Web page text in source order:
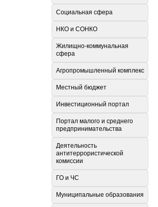
Социальная сфера
НКО и СОНКО
Жилищно-коммунальная
сфера
Агропромышленный комплекс
Местный бюджет
Инвестиционный портал
Портал малого и среднего
предпринимательства
Деятельность
антитеррористической
комиссии
ГО и ЧС
Муниципальные образования